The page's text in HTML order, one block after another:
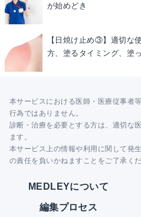
が始めどき
【日焼け止め③】適切な
方、塗るタイミング、塗
本サービスにおける医師・医療従事者
行為ではありません。
診断・治療を必要とする方は、適切な
ます。
本サービス上の情報や利用に関して発
の責任を負いかねますことをご了承くだ
MEDLEYについて
編集プロセス